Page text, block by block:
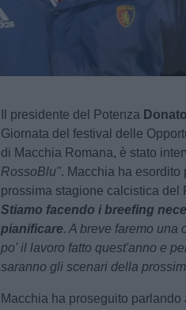
Il presidente del Potenza
Giornata del festival delle
di Macchia Romana, è stato
RossoBlu". Macchia ha
prossima stagione calcistica del
Stiamo facendo i breefing
pianificare. A breve faremo una
po' il lavoro fatto quest'anno e
saranno gli scenari della
Macchia ha proseguito